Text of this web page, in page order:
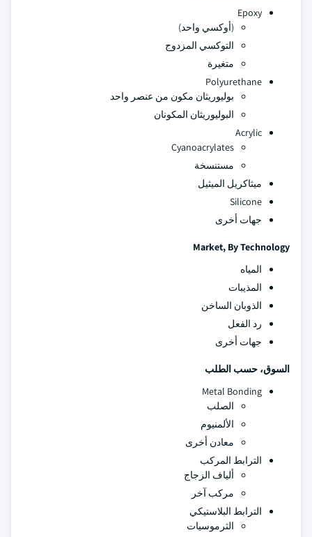
Epoxy
(أوكسي واحد)
التوكسي المزدوج
متغيرة
Polyurethane
بوليوريثان مكون من عنصر واحد
البوليوريثان المكونان
Acrylic
Cyanoacrylates
مستنسخة
ميثاكريل الميثيل
Silicone
جهات أخرى
Market, By Technology
المياه
المذيبات
الذوبان الساخن
رد الفعل
جهات أخرى
السوق، حسب الطلب
Metal Bonding
الصلب
الألمنيوم
معادن أخرى
الترابط المركب
ألياف الزجاج
مركب آخر
الترابط البلاستيكي
الثرموسيات